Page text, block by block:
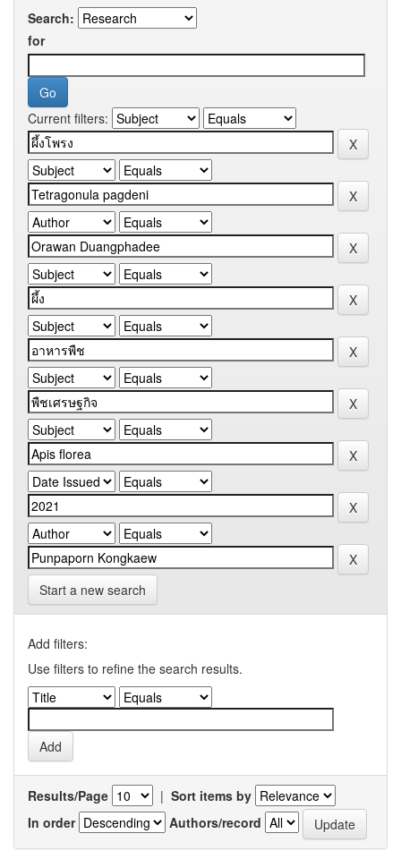
Search:
for
Current filters:
Start a new search
Add filters:
Use filters to refine the search results.
Results/Page | Sort items by
In order
Authors/record